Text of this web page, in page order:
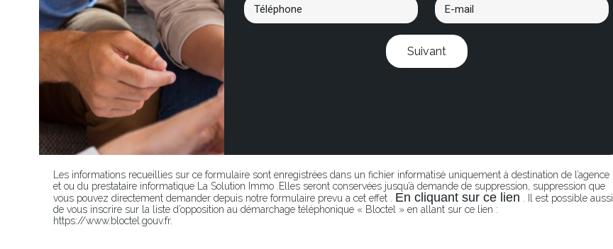
Suivant
Les informations recueillies sur ce formulaire sont enregistrées dans un fichier informatisé uniquement à destination de l’agence
et ou du prestataire informatique La Solution Immo .Elles seront conservées jusqu’à demande de suppression, suppression que
vous pouvez directement demander depuis notre formulaire prevu a cet effet . En cliquant sur ce lien . Il est possible aussi
de vous inscrire sur la liste d’opposition au démarchage téléphonique « Bloctel » en allant sur ce lien :
https://www.bloctel.gouv.fr.